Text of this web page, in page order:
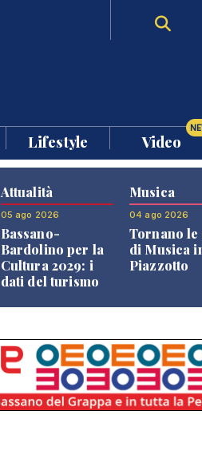
Lifestyle Video
Attualità
05 ago 2026
Bassano-
Bardolino per la
Cultura 2029: i
dati del turismo
Musica
04 ago 2026
Tornano le
di Musica
Piazzotto